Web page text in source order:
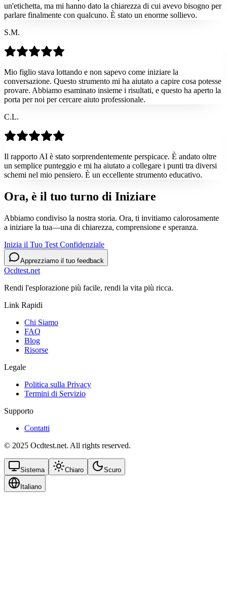
un'etichetta, ma mi hanno dato la chiarezza di cui avevo bisogno per
parlare finalmente con qualcuno. È stato un enorme sollievo.
S.M.
Mio figlio stava lottando e non sapevo come iniziare la
conversazione. Questo strumento mi ha aiutato a capire cosa potesse
provare. Abbiamo esaminato insieme i risultati, e questo ha aperto la
porta per noi per cercare aiuto professionale.
C.L.
Il rapporto AI è stato sorprendentemente perspicace. È andato oltre
un semplice punteggio e mi ha aiutato a collegare i punti tra diversi
schemi nel mio pensiero. È un eccellente strumento educativo.
Ora, è il tuo turno di Iniziare
Abbiamo condiviso la nostra storia. Ora, ti invitiamo calorosamente
a iniziare la tua—una di chiarezza, comprensione e speranza.
Inizia il Tuo Test Confidenziale
Apprezziamo il tuo feedback
Ocdtest.net
Rendi l'esplorazione più facile, rendi la vita più ricca.
Link Rapidi
Chi Siamo
FAQ
Blog
Risorse
Legale
Politica sulla Privacy
Termini di Servizio
Supporto
Contatti
© 2025 Ocdtest.net. All rights reserved.
Sistema Chiaro Scuro
Italiano